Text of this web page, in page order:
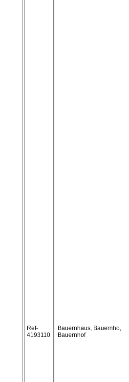
Ref-
4193110
Bauernhaus, Bauernho,
Bauernhof